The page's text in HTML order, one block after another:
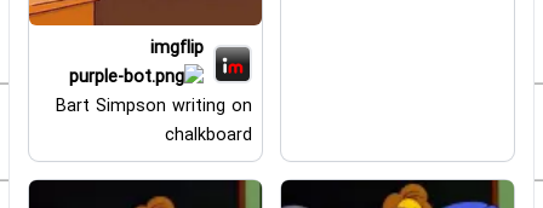
imgflip
Bart Simpson writing on
chalkboard